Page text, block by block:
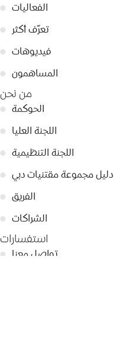
● الفعاليات
●
تعرّف أكثر
● فيديوهات
● المساهمون
من نحن
● الحوكمة
● اللجنة العليا
● اللجنة التنظيمية
● دليل مجموعة مقتنيات دبي
● الفريق
● الشراكات
استفسارات
● تواصل معنا